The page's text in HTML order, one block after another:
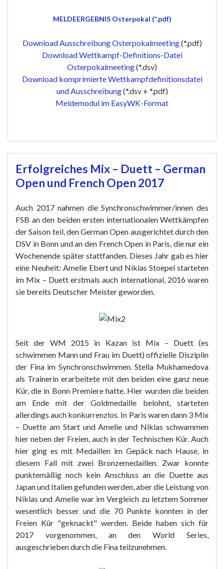
MELDEERGEBNIS Osterpokal (*.pdf)
Download Ausschreibung Osterpokalmeeting(*.pdf)
Download Wettkampf-Definitions-Datei
Osterpokalmeeting(*.dsv)
Download komprimierte Wettkampfdefinitionsdatei
und Ausschreibung(*.dsv + *.pdf)
Meldemodul im EasyWK-Format
Erfolgreiches Mix – Duett – German
Open und French Open 2017
Auch 2017 nahmen die Synchronschwimmer/innen des
FSB an den beiden ersten internationalen Wettkämpfen
der Saison teil, den German Open ausgerichtet durch den
DSV in Bonn und an den French Open in Paris, die nur ein
Wochenende später stattfanden. Dieses Jahr gab es hier
eine Neuheit: Amelie Ebert und Niklas Stoepel starteten
im Mix – Duett erstmals auch international, 2016 waren
sie bereits Deutscher Meister geworden.
Seit der WM 2015 in Kazan ist Mix – Duett (es
schwimmen Mann und Frau im Duett) offizielle Disziplin
der Fina im Synchronschwimmen. Stella Mukhamedova
als Trainerin erarbeitete mit den beiden eine ganz neue
Kür, die in Bonn Premiere hatte. Hier wurden die beiden
am Ende mit der Goldmedaille belohnt, starteten
allerdings auch konkurrenzlos. In Paris waren dann 3 Mix
– Duette am Start und Amelie und Niklas schwammen
hier neben der Freien, auch in der Technischen Kür. Auch
hier ging es mit Medaillen im Gepäck nach Hause, in
diesem Fall mit zwei Bronzemedaillen. Zwar konnte
punktemäßig noch kein Anschluss an die Duette aus
Japan und Italien gefunden werden, aber die Leistung von
Niklas und Amelie war im Vergleich zu letztem Sommer
wesentlich besser und die 70 Punkte konnten in der
Freien Kür "geknackt" werden. Beide haben sich für
2017 vorgenommen, an den World Series,
ausgeschrieben durch die Fina teilzunehmen.